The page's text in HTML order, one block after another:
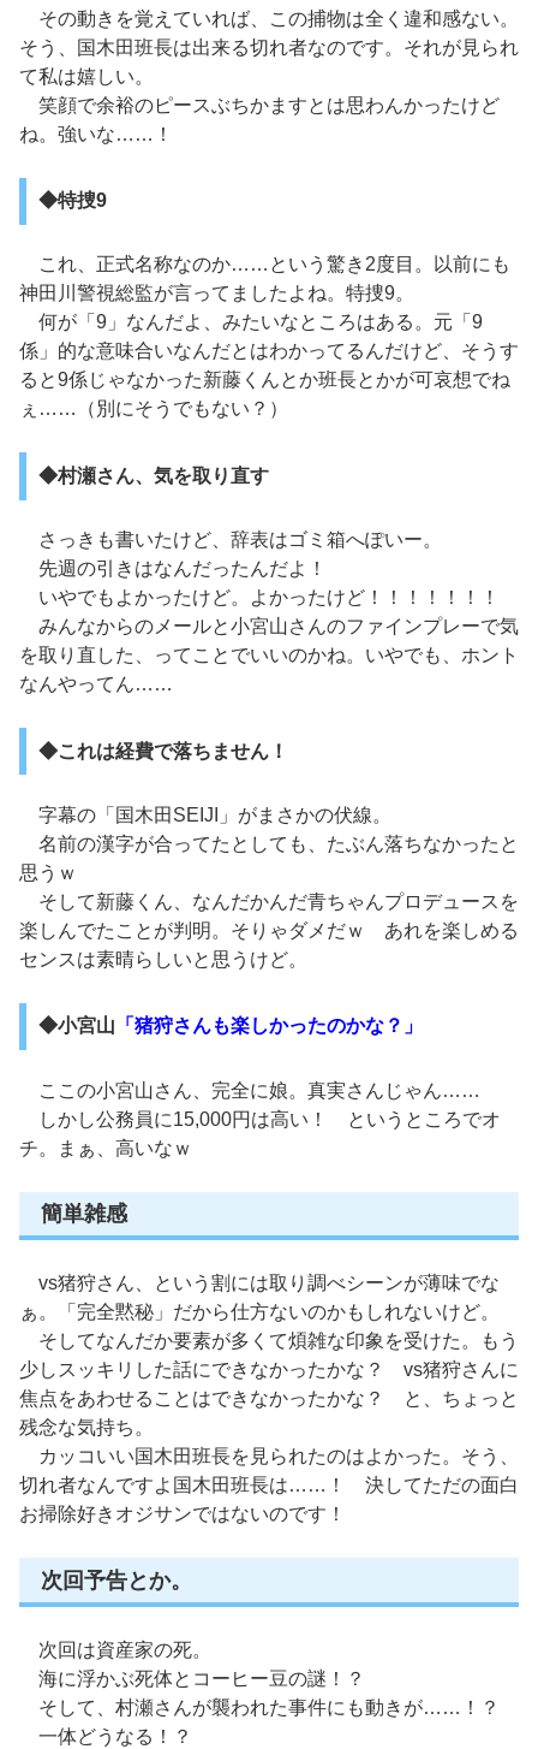
その動きを覚えていれば、この捕物は全く違和感ない。
そう、国木田班長は出来る切れ者なのです。それが見られ
て私は嬉しい。
笑顔で余裕のピースぶちかますとは思わんかったけど
ね。強いな……！
◆特捜9
これ、正式名称なのか……という驚き2度目。以前にも
神田川警視総監が言ってましたよね。特捜9。
何が「9」なんだよ、みたいなところはある。元「9
係」的な意味合いなんだとはわかってるんだけど、そうす
ると9係じゃなかった新藤くんとか班長とかが可哀想でね
ぇ……（別にそうでもない？）
◆村瀬さん、気を取り直す
さっきも書いたけど、辞表はゴミ箱へぽいー。
先週の引きはなんだったんだよ！
いやでもよかったけど。よかったけど！！！！！！！
みんなからのメールと小宮山さんのファインプレーで気
を取り直した、ってことでいいのかね。いやでも、ホント
なんやってん……
◆これは経費で落ちません！
字幕の「国木田SEIJI」がまさかの伏線。
名前の漢字が合ってたとしても、たぶん落ちなかったと
思うｗ
そして新藤くん、なんだかんだ青ちゃんプロデュースを
楽しんでたことが判明。そりゃダメだｗ あれを楽しめる
センスは素晴らしいと思うけど。
◆小宮山 「猪狩さんも楽しかったのかな？」
ここの小宮山さん、完全に娘。真実さんじゃん……
しかし公務員に15,000円は高い！ というところでオ
チ。まぁ、高いなｗ
簡単雑感
vs猪狩さん、という割には取り調べシーンが薄味でな
ぁ。「完全黙秘」だから仕方ないのかもしれないけど。
そしてなんだか要素が多くて煩雑な印象を受けた。もう
少しスッキリした話にできなかったかな？ vs猪狩さんに
焦点をあわせることはできなかったかな？ と、ちょっと
残念な気持ち。
カッコいい国木田班長を見られたのはよかった。そう、
切れ者なんですよ国木田班長は……！ 決してただの面白
お掃除好きオジサンではないのです！
次回予告とか。
次回は資産家の死。
海に浮かぶ死体とコーヒー豆の謎！？
そして、村瀬さんが襲われた事件にも動きが……！？
一体どうなる！？